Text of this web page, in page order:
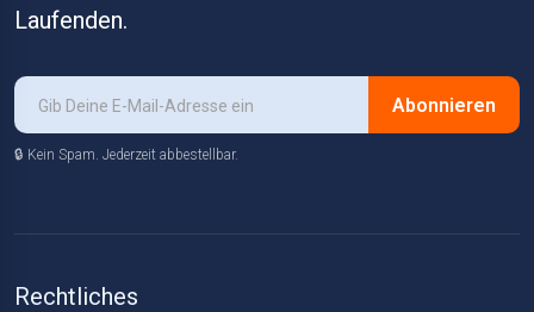
Laufenden.
Abonnieren
🔒 Kein Spam. Jederzeit abbestellbar.
Rechtliches